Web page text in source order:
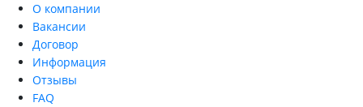
О компании
Вакансии
Договор
Информация
Отзывы
FAQ